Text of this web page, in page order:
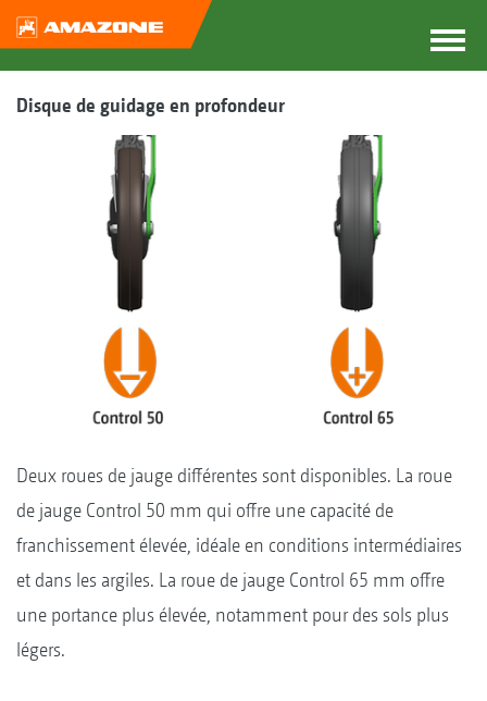
Disque de guidage en profondeur
Deux roues de jauge différentes sont disponibles. La roue
de jauge Control 50 mm qui offre une capacité de
franchissement élevée, idéale en conditions intermédiaires
et dans les argiles. La roue de jauge Control 65 mm offre
une portance plus élevée, notamment pour des sols plus
légers.